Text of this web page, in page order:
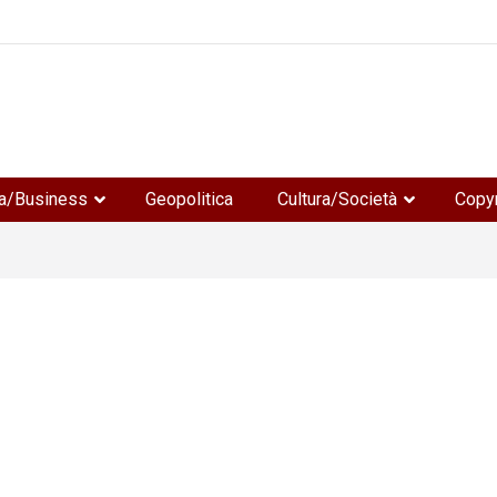
Business Geopolitica Cultura/Società